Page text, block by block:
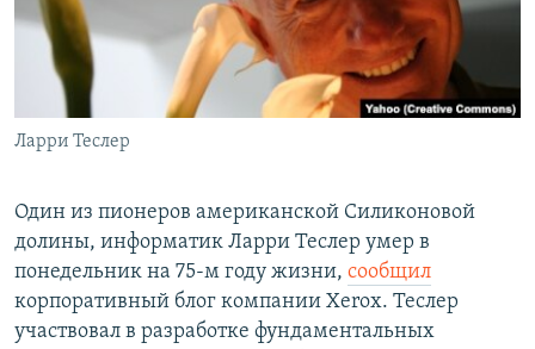
Հայերեն
English
Русский
Ларри Теслер
Один из пионеров американской Силиконовой
долины, информатик Ларри Теслер умер в
понедельник на 75-м году жизни, сообщил
корпоративный блог компании Xerox. Теслер
участвовал в разработке фундаментальных